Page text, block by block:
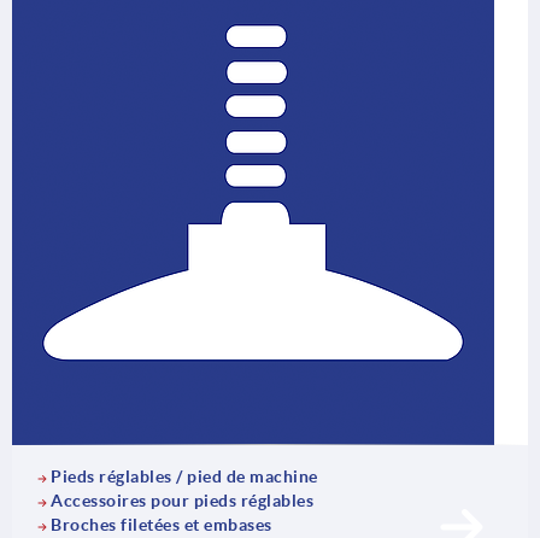
Pieds réglables / pied de machine
Accessoires pour pieds réglables
Broches filetées et embases